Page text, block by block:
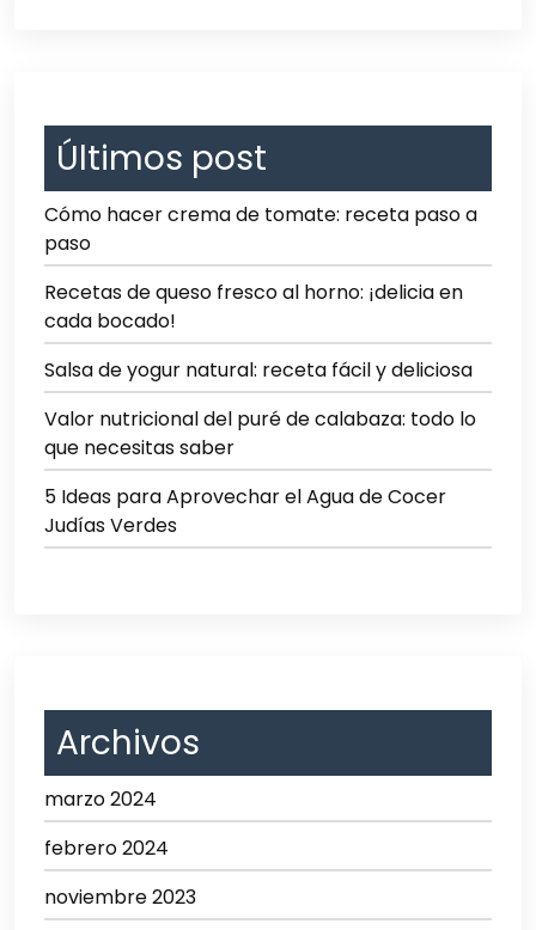
Últimos post
Cómo hacer crema de tomate: receta paso a
paso
Recetas de queso fresco al horno: ¡delicia en
cada bocado!
Salsa de yogur natural: receta fácil y deliciosa
Valor nutricional del puré de calabaza: todo lo
que necesitas saber
5 Ideas para Aprovechar el Agua de Cocer
Judías Verdes
Archivos
marzo 2024
febrero 2024
noviembre 2023